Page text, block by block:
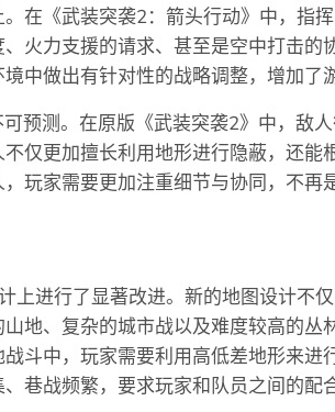
在《武装突袭2：箭头行动》中，指
火力支援的请求、甚至是空中打击的
中做出有针对性的战略调整，增加了
预测。在原版《武装突袭2》中，敌
仅更加擅长利用地形进行隐蔽，还能
玩家需要更加注重细节与协同，不再
上进行了显著改进。新的地图设计不
地、复杂的城市战以及难度较高的丛
斗中，玩家需要利用高低差地形来进
巷战频繁，要求玩家和队员之间的配